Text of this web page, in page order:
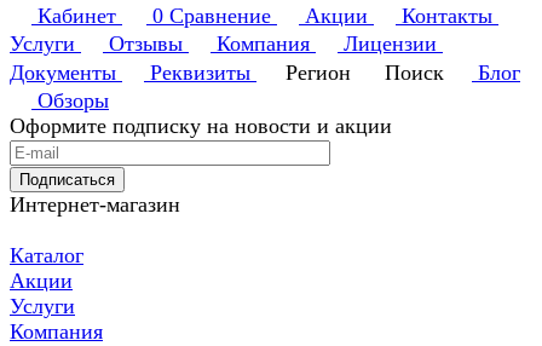
Кабинет
0 Сравнение Акции
Контакты
Услуги
Отзывы Компания
Лицензии
Документы
Реквизиты Регион Поиск
Блог
Обзоры
Оформите подписку на новости и акции
Подписаться
Интернет-магазин
Каталог
Акции
Услуги
Компания